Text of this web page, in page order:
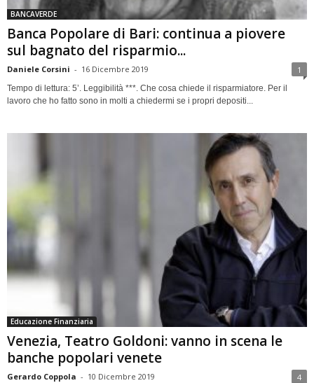
BANCAVERDE
Banca Popolare di Bari: continua a piovere
sul bagnato del risparmio...
Daniele Corsini - 16 Dicembre 2019 1
Tempo di lettura: 5’. Leggibilità ***. Che cosa chiede il risparmiatore. Per il
lavoro che ho fatto sono in molti a chiedermi se i propri depositi...
Educazione Finanziaria
Venezia, Teatro Goldoni: vanno in scena le
banche popolari venete
Gerardo Coppola - 10 Dicembre 2019 4